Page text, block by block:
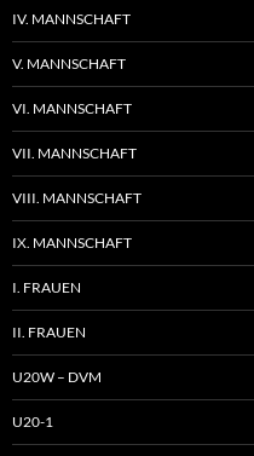
IV. MANNSCHAFT
V. MANNSCHAFT
VI. MANNSCHAFT
VII. MANNSCHAFT
VIII. MANNSCHAFT
IX. MANNSCHAFT
I. FRAUEN
II. FRAUEN
U20W – DVM
U20-1